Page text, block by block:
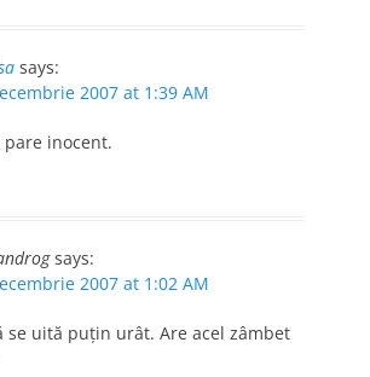
says:
2007 at 1:39 AM
inocent.
says:
2007 at 1:02 AM
se uită puţin urât. Are acel zâmbet